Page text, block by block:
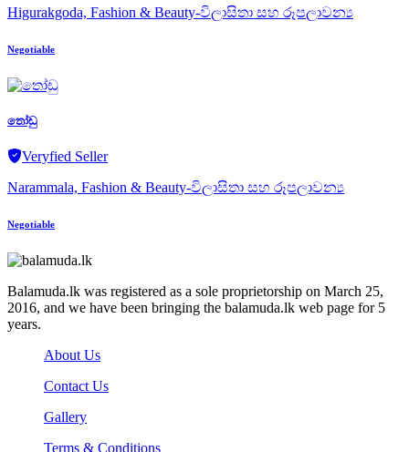
Higurakgoda, Fashion & Beauty-විලාසිතා සහ රූපලාවන්‍ය
Negotiable
තෝඩු
Veryfied Seller
Narammala, Fashion & Beauty-විලාසිතා සහ රූපලාවන්‍ය
Negotiable
Balamuda.lk was registered as a sole proprietorship on March 25,
2016, and we have been bringing the balamuda.lk web page for 5
years.
About Us
Contact Us
Gallery
Terms & Conditions